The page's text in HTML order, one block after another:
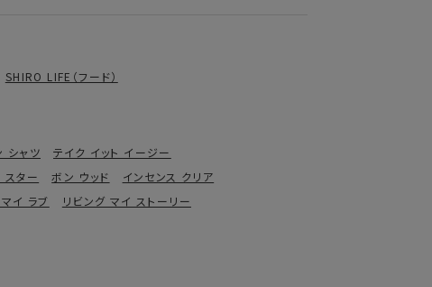
SHIRO LIFE（フード）
シャツ
テイク イット イージー
スター ボン ウッド
インセンス クリア
イ ラブ リビング マイ ストーリー